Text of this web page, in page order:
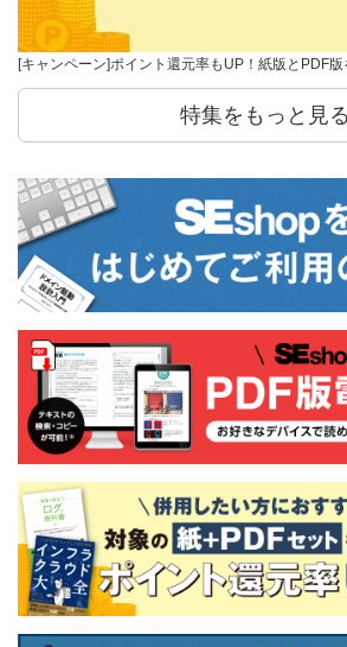
[キャンペーン]ポイント還元率もUP！紙版とPDF
特集をもっと見る